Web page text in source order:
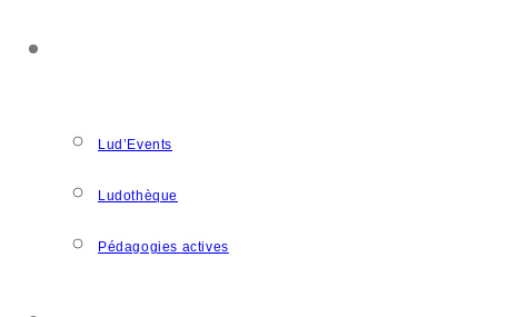
Lud’Events
Ludothèque
Pédagogies actives